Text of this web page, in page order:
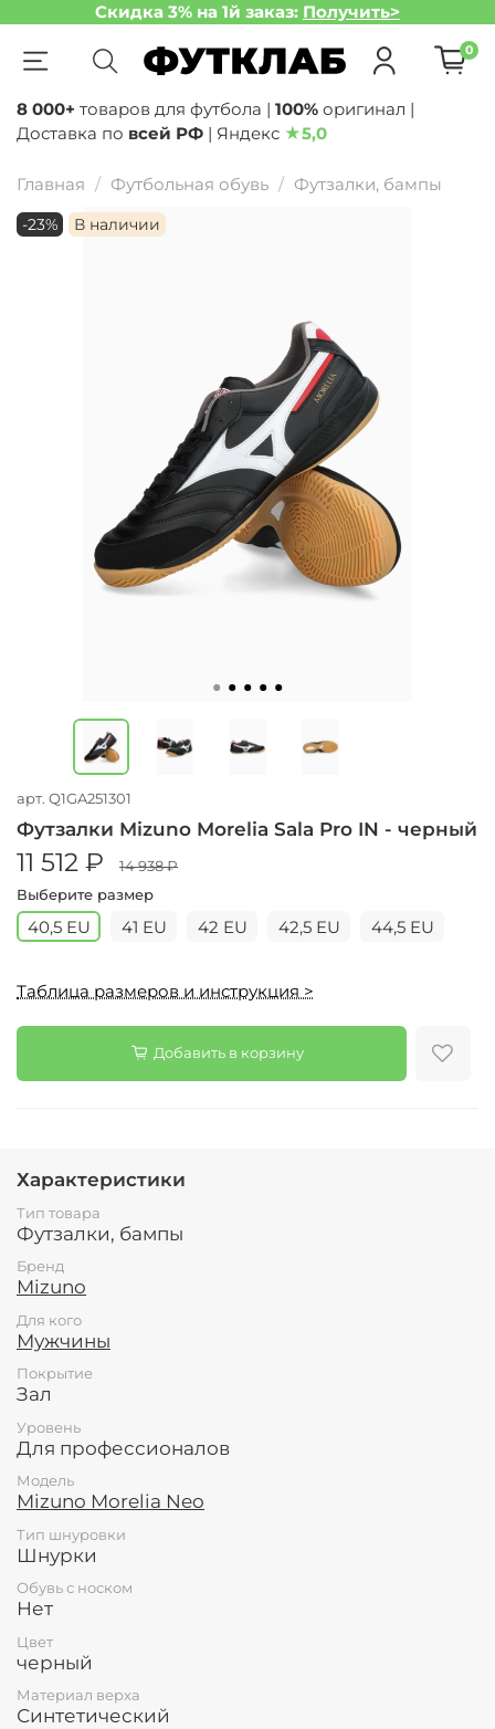
Скидка 3% на 1й заказ: Получить>
0
8 000+ товаров для футбола | 100% оригинал |
Доставка по всей РФ | Яндекс ★5,0
Главная Футбольная обувь Футзалки, бампы
-23% В наличии
арт. Q1GA251301
Футзалки Mizuno Morelia Sala Pro IN - черный
11 512 ₽
14 938 ₽
Выберите размер
40,5 EU 41 EU 42 EU 42,5 EU 44,5 EU
Таблица размеров и инструкция >
Добавить в корзину
Характеристики
Тип товара
Футзалки, бампы
Бренд
Mizuno
Для кого
Мужчины
Покрытие
Зал
Уровень
Для профессионалов
Модель
Mizuno Morelia Neo
Тип шнуровки
Шнурки
Обувь с носком
Нет
Цвет
черный
Материал верха
Синтетический